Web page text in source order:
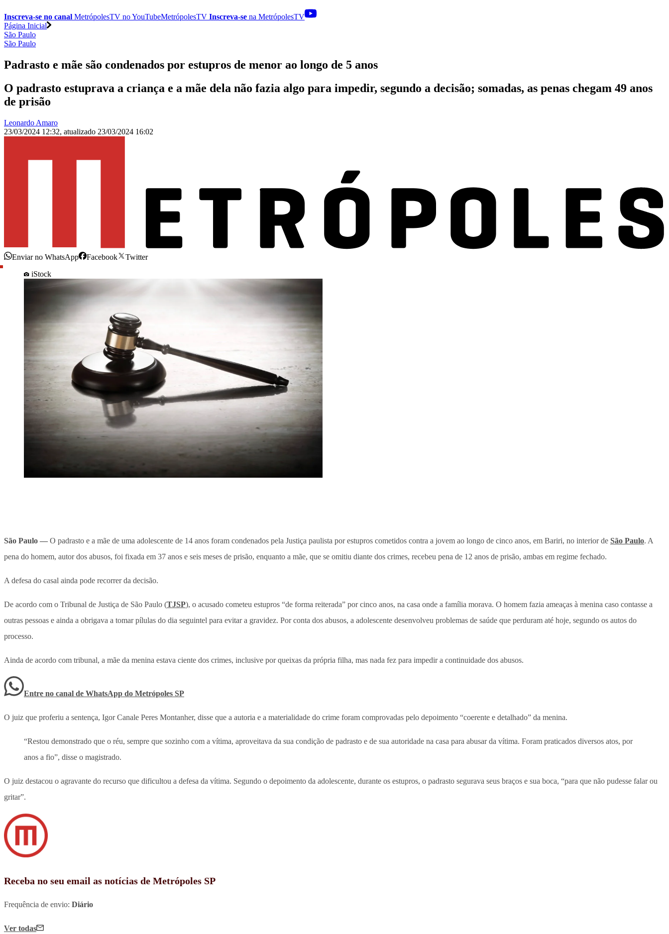
Inscreva-se no canal MetrópolesTV noYouTubeMetrópolesTV Inscreva-se na MetrópolesTV
Página Inicial
São Paulo
São Paulo
Padrasto e mãe são condenados por estupros de menor ao longo de 5 anos
O padrasto estuprava a criança e a mãe dela não fazia algo para impedir, segundo a decisão; somadas, as penas chegam 49 anos
de prisão
Leonardo Amaro
23/03/2024 12:32, atualizado 23/03/2024 16:02
Enviar no WhatsApp Facebook
Twitter
iStock
São Paulo — O padrasto e a mãe de uma adolescente de 14 anos foram condenados pela Justiça paulista por estupros cometidos contra a jovem ao longo de cinco anos, em Bariri, no interior de São Paulo. A
pena do homem, autor dos abusos, foi fixada em 37 anos e seis meses de prisão, enquanto a mãe, que se omitiu diante dos crimes, recebeu pena de 12 anos de prisão, ambas em regime fechado.
A defesa do casal ainda pode recorrer da decisão.
De acordo com o Tribunal de Justiça de São Paulo (TJSP), o acusado cometeu estupros “de forma reiterada” por cinco anos, na casa onde a família morava. O homem fazia ameaças à menina caso contasse a
outras pessoas e ainda a obrigava a tomar pílulas do dia seguintel para evitar a gravidez. Por conta dos abusos, a adolescente desenvolveu problemas de saúde que perduram até hoje, segundo os autos do
processo.
Ainda de acordo com tribunal, a mãe da menina estava ciente dos crimes, inclusive por queixas da própria filha, mas nada fez para impedir a continuidade dos abusos.
Entre no canal de WhatsApp do Metrópoles SP
O juiz que proferiu a sentença, Igor Canale Peres Montanher, disse que a autoria e a materialidade do crime foram comprovadas pelo depoimento “coerente e detalhado” da menina.
“Restou demonstrado que o réu, sempre que sozinho com a vítima, aproveitava da sua condição de padrasto e de sua autoridade na casa para abusar da vítima. Foram praticados diversos atos, por
anos a fio”, disse o magistrado.
O juiz destacou o agravante do recurso que dificultou a defesa da vítima. Segundo o depoimento da adolescente, durante os estupros, o padrasto segurava seus braços e sua boca, “para que não pudesse falar ou
gritar”.
Receba no seu email as notícias de Metrópoles SP
Frequência de envio: Diário
Ver todas